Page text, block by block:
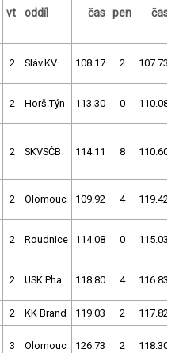
vt oddíl čas pen čas
2 Sláv.KV 108.17 2 107.73
2 Horš.Týn 113.30 0 110.08
2 SKVSČB 114.11 8 110.60
2 Olomouc 109.92 4 119.42
2 Roudnice 114.08 0 115.03
2 USK Pha 118.80 4 116.83
2 KK Brand 119.03 2 117.82
3 Olomouc 126.73 2 118.30